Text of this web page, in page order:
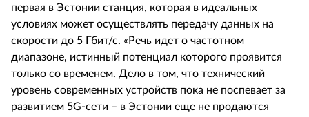
первая в Эстонии станция, которая в идеальных
условиях может осуществлять передачу данных на
скорости до 5 Гбит/с. «Речь идет о частотном
диапазоне, истинный потенциал которого проявится
только со временем. Дело в том, что технический
уровень современных устройств пока не поспевает за
развитием 5G-сети – в Эстонии еще не продаются